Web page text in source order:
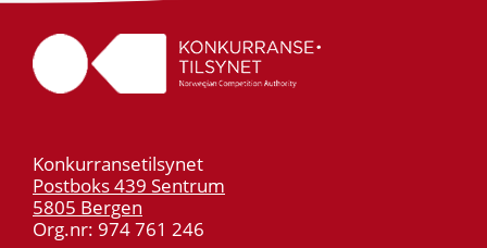
Konkurransetilsynet
Postboks 439 Sentrum
5805 Bergen
Org.nr: 974 761 246